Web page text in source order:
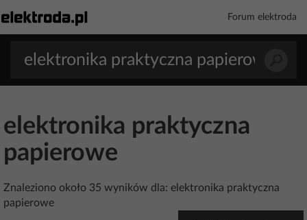
Forum elektroda
elektronika praktyczna
papierowe
Znaleziono około 35 wyników dla: elektronika praktyczna
papierowe